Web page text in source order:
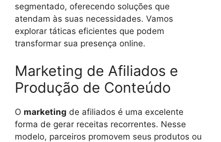
segmentado, oferecendo soluções que
atendam às suas necessidades. Vamos
explorar táticas eficientes que podem
transformar sua presença online.
Marketing de Afiliados e
Produção de Conteúdo
O marketing de afiliados é uma excelente
forma de gerar receitas recorrentes. Nesse
modelo, parceiros promovem seus produtos ou